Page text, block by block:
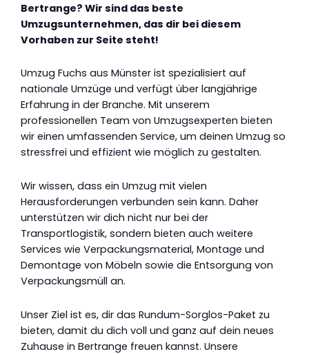
Bertrange? Wir sind das beste
Umzugsunternehmen, das dir bei diesem
Vorhaben zur Seite steht!
Umzug Fuchs aus Münster ist spezialisiert auf
nationale Umzüge und verfügt über langjährige
Erfahrung in der Branche. Mit unserem
professionellen Team von Umzugsexperten bieten
wir einen umfassenden Service, um deinen Umzug so
stressfrei und effizient wie möglich zu gestalten.
Wir wissen, dass ein Umzug mit vielen
Herausforderungen verbunden sein kann. Daher
unterstützen wir dich nicht nur bei der
Transportlogistik, sondern bieten auch weitere
Services wie Verpackungsmaterial, Montage und
Demontage von Möbeln sowie die Entsorgung von
Verpackungsmüll an.
Unser Ziel ist es, dir das Rundum-Sorglos-Paket zu
bieten, damit du dich voll und ganz auf dein neues
Zuhause in Bertrange freuen kannst. Unsere